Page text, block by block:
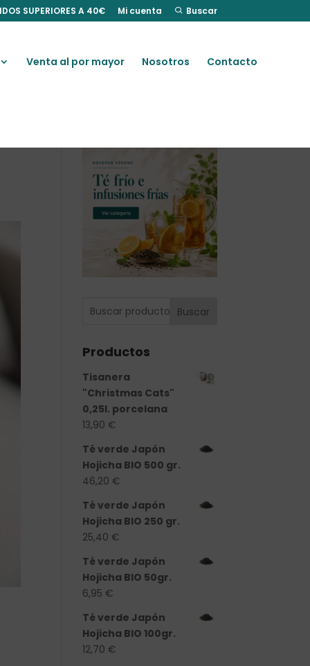
SUPERIORES A 40€ Mi cuenta Buscar
Venta al por mayor Nosotros Contacto
Buscar
Productos
Tisanera
"Christmas Cats"
0,25l. porcelana
13,90 €
Té verde Japón
Hojicha BIO 500 gr.
46,20 €
Té verde Japón
Hojicha BIO 250 gr.
25,40 €
Té verde Japón
Hojicha BIO 50gr.
6,95 €
Té verde Japón
Hojicha BIO 100gr.
12,70 €